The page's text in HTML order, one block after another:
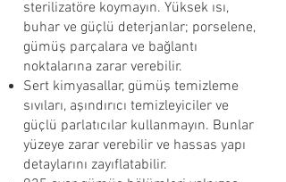
sterilizatöre koymayın. Yüksek ısı,
buhar ve güçlü deterjanlar; porselene,
gümüş parçalara ve bağlantı
noktalarına zarar verebilir.
Sert kimyasallar, gümüş temizleme
sıvıları, aşındırıcı temizleyiciler ve
güçlü parlatıcılar kullanmayın. Bunlar
yüzeye zarar verebilir ve hassas yapı
detaylarını zayıflatabilir.